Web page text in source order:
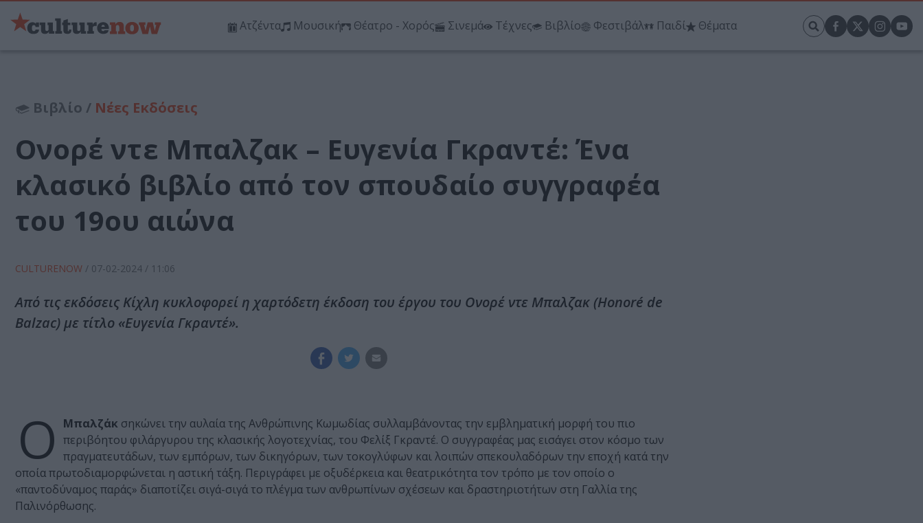
Ατζέντα Μουσική Θέατρο - Χορός Σινεμά Τέχνες Βιβλίο Φεστιβάλ Παιδί Θέματα
Βιβλίο / Νέες Εκδόσεις
Ονορέ ντε Μπαλζακ – Ευγενία Γκραντέ: Ένα
κλασικό βιβλίο από τον σπουδαίο συγγραφέα
του 19ου αιώνα
CULTURENOW / 07-02-2024 / 11:06
Από τις εκδόσεις Κίχλη κυκλοφορεί η χαρτόδετη έκδοση του έργου του Ονορέ ντε Μπαλζακ (Honoré de
Balzac) με τίτλο «Ευγενία Γκραντέ».
Ο Μπαλζάκ σηκώνει την αυλαία της Ανθρώπινης Κωμωδίας συλλαμβάνοντας την εμβληματική μορφή του πιο
περιβόητου φιλάργυρου της κλασικής λογοτεχνίας, του Φελίξ Γκραντέ. Ο συγγραφέας μας εισάγει στον κόσμο των
πραγματευτάδων, των εμπόρων, των δικηγόρων, των τοκογλύφων και λοιπών σπεκουλαδόρων την εποχή κατά την
οποία πρωτοδιαμορφώνεται η αστική τάξη. Περιγράφει με οξυδέρκεια και θεατρικότητα τον τρόπο με τον οποίο ο
«παντοδύναμος παράς» διαποτίζει σιγά-σιγά το πλέγμα των ανθρωπίνων σχέσεων και δραστηριοτήτων στη Γαλλία της
Παλινόρθωσης.